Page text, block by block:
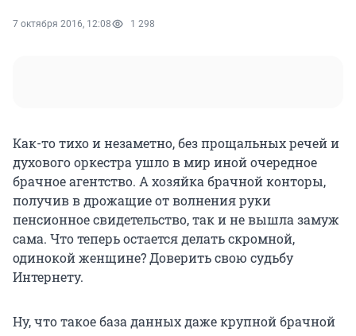
7 октября 2016, 12:08 1 298
Как-то тихо и незаметно, без прощальных речей и
духового оркестра ушло в мир иной очередное
брачное агентство. А хозяйка брачной конторы,
получив в дрожащие от волнения руки
пенсионное свидетельство, так и не вышла замуж
сама. Что теперь остается делать скромной,
одинокой женщине? Доверить свою судьбу
Интернету.
Ну, что такое база данных даже крупной брачной